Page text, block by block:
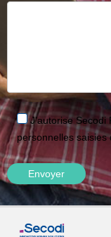
J'autorise Secodi
personnelles